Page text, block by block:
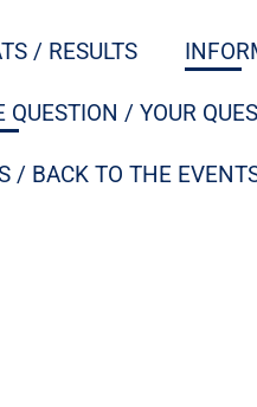
/ RESULTS
QUESTION / YOUR
/ BACK TO THE